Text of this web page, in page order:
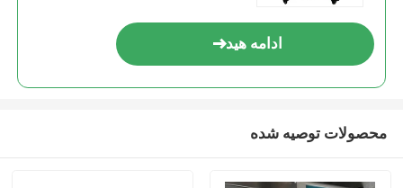
ادامه هید
محصولات توصیه شده